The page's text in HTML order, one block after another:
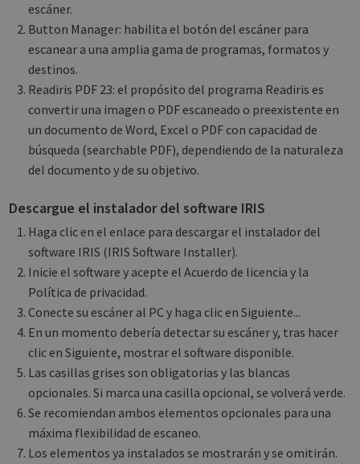
escáner.
Button Manager: habilita el botón del escáner para
escanear a una amplia gama de programas, formatos y
destinos.
Readiris PDF 23: el propósito del programa Readiris es
convertir una imagen o PDF escaneado o preexistente en
un documento de Word, Excel o PDF con capacidad de
búsqueda (searchable PDF), dependiendo de la naturaleza
del documento y de su objetivo.
Descargue el instalador del software IRIS
Haga clic en el enlace para descargar el instalador del
software IRIS (IRIS Software Installer).
Inicie el software y acepte el Acuerdo de licencia y la
Política de privacidad.
Conecte su escáner al PC y haga clic en Siguiente...
En un momento debería detectar su escáner y, tras hacer
clic en Siguiente, mostrar el software disponible.
Las casillas grises son obligatorias y las blancas
opcionales. Si marca una casilla opcional, se volverá verde.
Se recomiendan ambos elementos opcionales para una
máxima flexibilidad de escaneo.
Los elementos ya instalados se mostrarán y se omitirán.